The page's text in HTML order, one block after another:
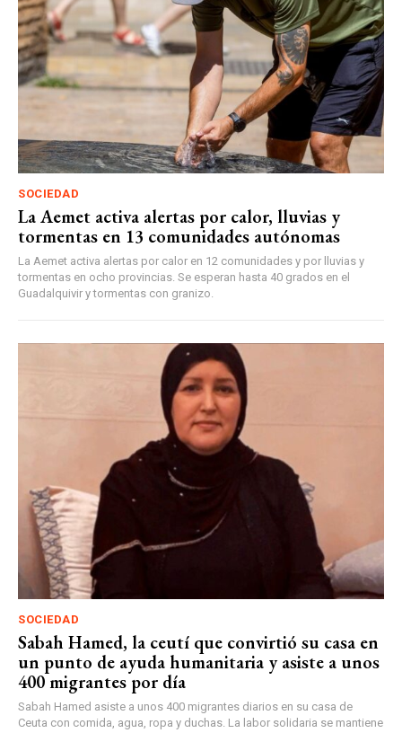
SOCIEDAD
La Aemet activa alertas por calor, lluvias y
tormentas en 13 comunidades autónomas
La Aemet activa alertas por calor en 12 comunidades y por lluvias y
tormentas en ocho provincias. Se esperan hasta 40 grados en el
Guadalquivir y tormentas con granizo.
SOCIEDAD
Sabah Hamed, la ceutí que convirtió su casa en
un punto de ayuda humanitaria y asiste a unos
400 migrantes por día
Sabah Hamed asiste a unos 400 migrantes diarios en su casa de
Ceuta con comida, agua, ropa y duchas. La labor solidaria se mantiene